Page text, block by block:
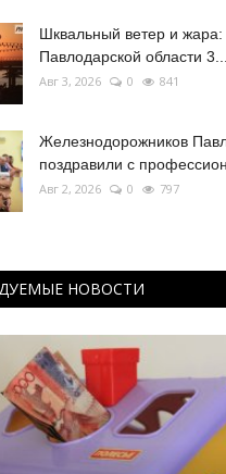
Шквальный ветер и жара:
Павлодарской области 3...
Авг 3, 2026 0 841
Железнодорожников
поздравили с
Авг 2, 2026 0 797
НОВОСТИ